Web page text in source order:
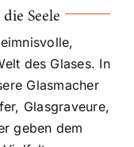
Seele
des Glases. In
Glasmacher
Glasgraveure,
geben dem